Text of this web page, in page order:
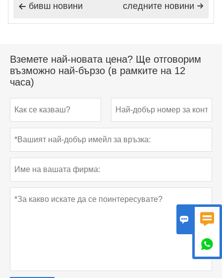
 бивш новини 
следните новини
Вземете най-новата цена? Ще отговорим
възможно най-бързо (в рамките на 12
часа)
 
